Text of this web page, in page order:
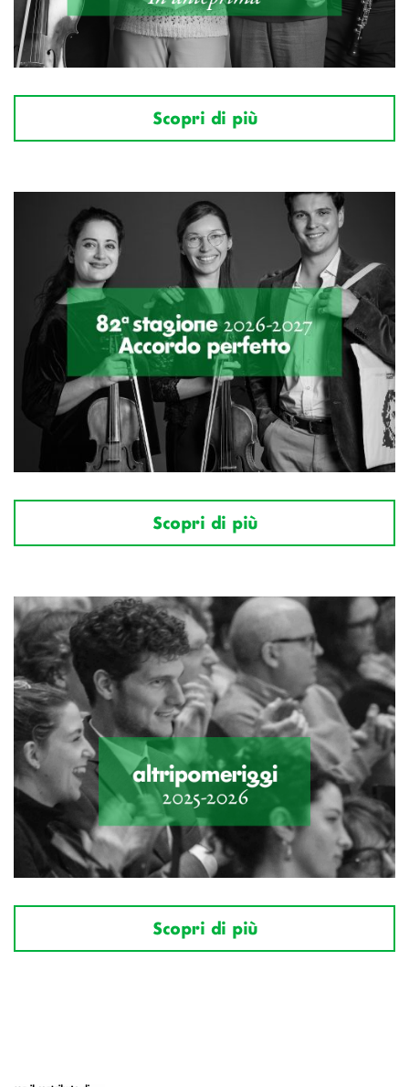
Scopri di più
Scopri di più
Scopri di più